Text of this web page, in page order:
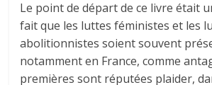
Le point de départ de ce livre était
fait que les luttes féministes et les
abolitionnistes soient souvent
notamment en France, comme
premières sont réputées plaider,